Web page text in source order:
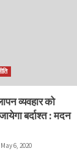
व्यवहार को
बर्दाश्त : मदन
May 6, 2020